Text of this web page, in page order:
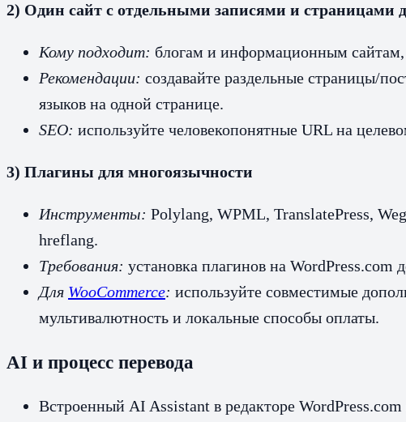
2) Один сайт с отдельными записями и страницами
Кому подходит: блогам и информационным сайтам,
Рекомендации: создавайте раздельные страницы/
языков на одной странице.
SEO: используйте человекопонятные URL на
3) Плагины для многоязычности
Инструменты: Polylang, WPML, TranslatePress,
hreflang.
Требования: установка плагинов на WordPress.com
Для WooCommerce: используйте совместимые
мультивалютность и локальные способы оплаты.
AI и процесс перевода
Встроенный AI Assistant в редакторе